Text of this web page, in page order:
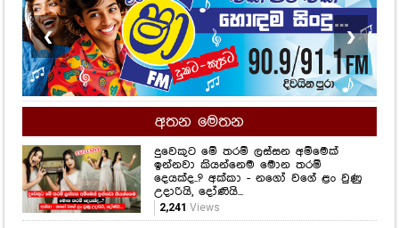
❮ ❯
අතන මෙතන
දුවෙකුට මේ තරම් ලස්සන අම්මෙක්
ඉන්නවා කියන්නෙම මොන තරම්
දෙයක්ද..? අක්කා - නගෝ වගේ ළං වුණු
උදාරියි, දෝණියි...
2,241 Views